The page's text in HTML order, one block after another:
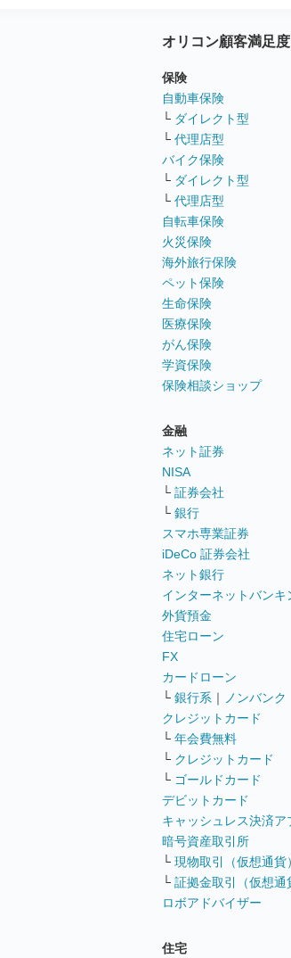
オリコン顧客満足
保険
自動車保険
└ ダイレクト型
└ 代理店型
バイク保険
└ ダイレクト型
└ 代理店型
自転車保険
火災保険
海外旅行保険
ペット保険
生命保険
医療保険
がん保険
学資保険
保険相談ショップ
金融
ネット証券
NISA
└ 証券会社
└ 銀行
スマホ専業証券
iDeCo 証券会社
ネット銀行
インターネットバンキ
外貨預金
住宅ローン
FX
カードローン
└ 銀行系 ｜
ノンバンク
クレジットカード
└ 年会費無料
└ クレジットカード
└ ゴールドカード
デビットカード
キャッシュレス決済ア
暗号資産取引所
└ 現物取引（仮想通貨）
└ 証拠金取引（仮想通
ロボアドバイザー
住宅